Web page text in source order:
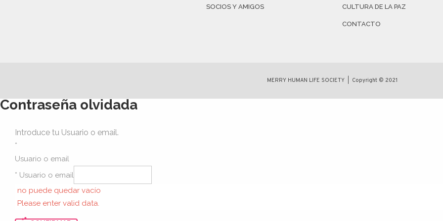
SOCIOS Y AMIGOS CULTURA DE LA PAZ
CONTACTO
MERRY HUMAN LIFE SOCIETY | Copyright © 2021
Contraseña olvidada
Introduce tu Usuario o email.
*
Usuario o email
* Usuario o email
no puede quedar vacío
Please enter valid data.